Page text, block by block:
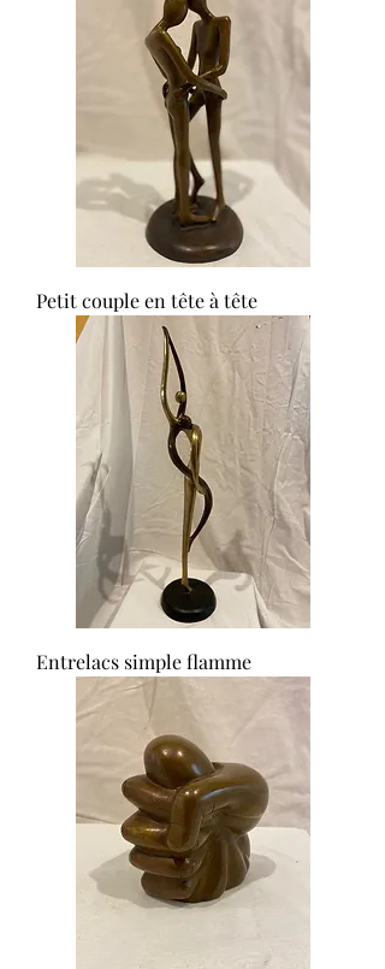
Petit couple en tête à tête
Entrelacs simple flamme